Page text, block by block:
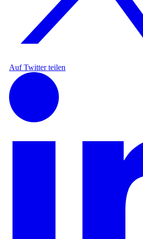
Auf Twitter teilen